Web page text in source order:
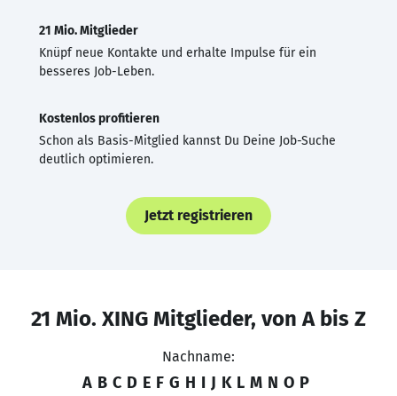
21 Mio. Mitglieder
Knüpf neue Kontakte und erhalte Impulse für ein
besseres Job-Leben.
Kostenlos profitieren
Schon als Basis-Mitglied kannst Du Deine Job-Suche
deutlich optimieren.
Jetzt registrieren
21 Mio. XING Mitglieder, von A bis Z
Nachname:
A B C D E F G H I J K L M N O P